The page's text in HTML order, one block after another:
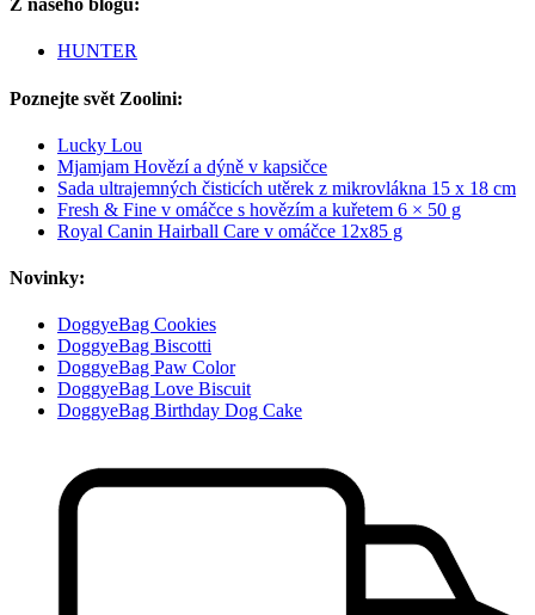
Z našeho blogu:
HUNTER
Poznejte svět Zoolini:
Lucky Lou
Mjamjam Hovězí a dýně v kapsičce
Sada ultrajemných čisticích utěrek z mikrovlákna 15 x 18 cm
Fresh & Fine v omáčce s hovězím a kuřetem 6 × 50 g
Royal Canin Hairball Care v omáčce 12x85 g
Novinky:
DoggyeBag Cookies
DoggyeBag Biscotti
DoggyeBag Paw Color
DoggyeBag Love Biscuit
DoggyeBag Birthday Dog Cake